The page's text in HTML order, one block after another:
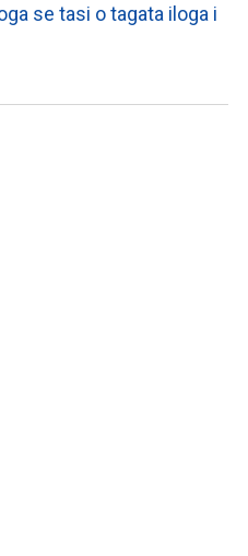
se tasi o tagata iloga i